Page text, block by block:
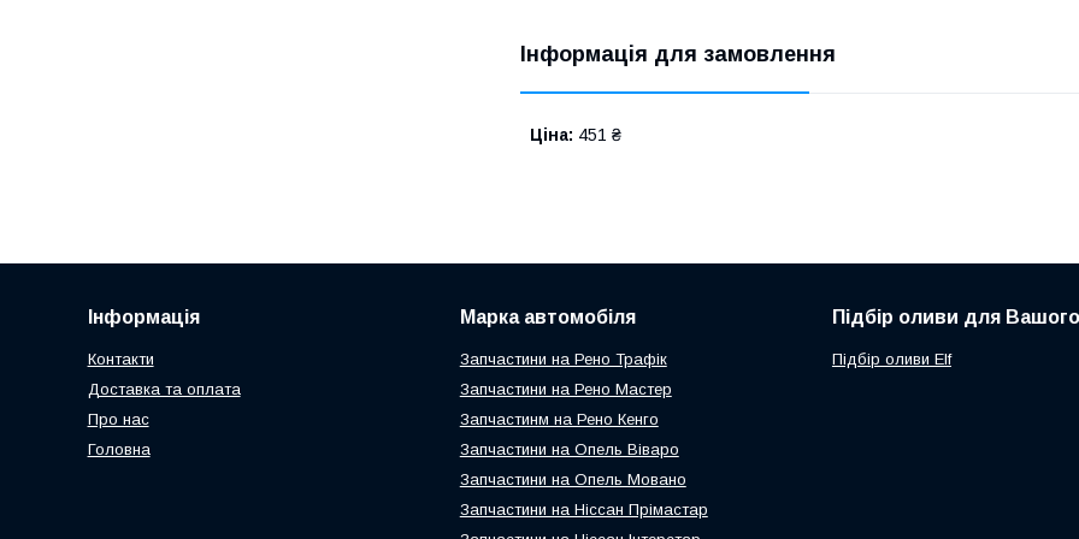
Інформація для замовлення
Ціна: 451 ₴
Інформація
Контакти
Доставка та оплата
Про нас
Головна
Марка автомобіля
Запчастини на Рено Трафік
Запчастини на Рено Мастер
Запчастинм на Рено Кенго
Запчастини на Опель Віваро
Запчастини на Опель Мовано
Запчастини на Ніссан Прімастар
Підбір оливи для
Підбір оливи Elf